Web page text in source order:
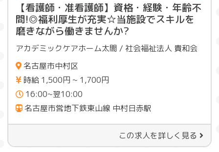
【看護師・准看護師】資格・経験・年齢不
問!◎福利厚生が充実☆当施設でスキルを
磨きながら働きませんか?
アカデミックケアホーム太閤 / 社会福祉法人 貴和会
名古屋市中村区
時給 1,500円 ~ 1,700円
16:00~翌10:00
名古屋市営地下鉄東山線 中村日赤駅
この求人を詳しく見る